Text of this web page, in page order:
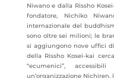
Niwano e dalla Rissho
fondatore, Nichiko
internazionale del
sono oltre sei milioni; le
si aggiungono nove uffici
della Rissho Kosei-kai
“ecumenici”,
un’organizzazione